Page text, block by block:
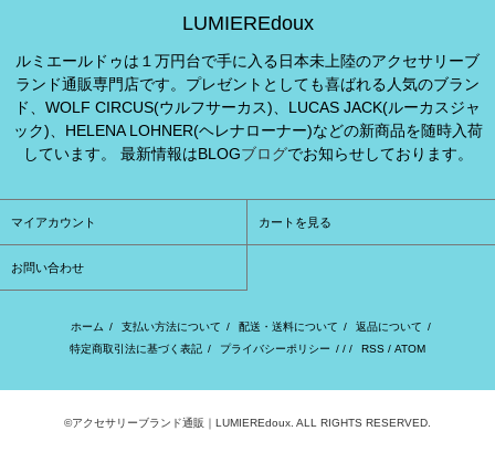
LUMIEREdoux
ルミエールドゥは１万円台で手に入る日本未上陸のアクセサリーブ
ランド通販専門店です。プレゼントとしても喜ばれる人気のブラン
ド、WOLF CIRCUS(ウルフサーカス)、LUCAS JACK(ルーカスジャ
ック)、HELENA LOHNER(ヘレナローナー)などの新商品を随時入荷
しています。 最新情報はBLOGブログでお知らせしております。
マイアカウント カートを見る
お問い合わせ
ホーム / 支払い方法について / 配送・送料について / 返品について /
特定商取引法に基づく表記 / プライバシーポリシー / / / RSS / ATOM
©アクセサリーブランド通販｜LUMIEREdoux. ALL RIGHTS RESERVED.